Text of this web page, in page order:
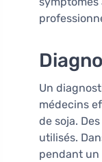
Un
médecins
de soja. Des
utilisés.
pendant un